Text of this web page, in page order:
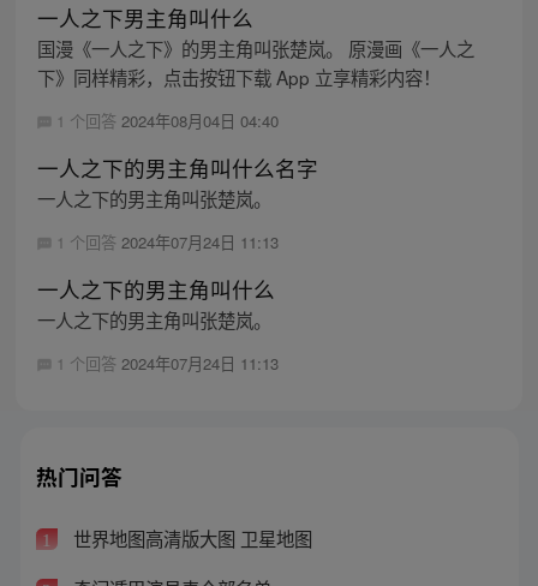
一人之下男主角叫什么
国漫《一人之下》的男主角叫张楚岚。 原漫画《一人之
下》同样精彩，点击按钮下载 App 立享精彩内容！
1 个回答 2024年08月04日 04:40
一人之下的男主角叫什么名字
一人之下的男主角叫张楚岚。
1 个回答 2024年07月24日 11:13
一人之下的男主角叫什么
一人之下的男主角叫张楚岚。
1 个回答 2024年07月24日 11:13
热门问答
1 世界地图高清版大图 卫星地图